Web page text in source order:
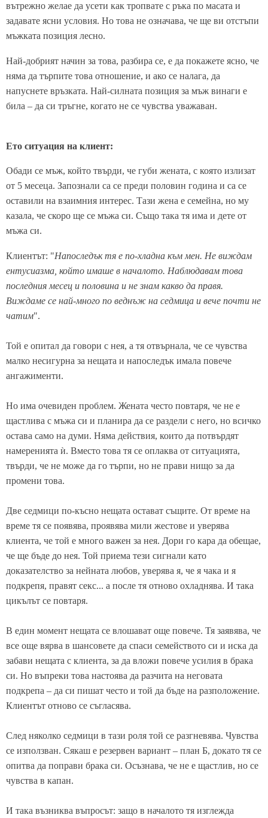
вътрежно желае да усети как тропвате с ръка по масата и
задавате ясни условия. Но това не означава, че ще ви отстъпи
мъжката позиция лесно.
Най-добрият начин за това, разбира се, е да покажете ясно, че
няма да търпите това отношение, и ако се налага, да
напуснете връзката. Най-силната позиция за мъж винаги е
била – да си тръгне, когато не се чувства уважаван.
Ето ситуация на клиент:
Обади се мъж, който твърди, че губи жената, с която излизат
от 5 месеца. Запознали са се преди половин година и са се
оставили на взаимния интерес. Тази жена е семейна, но му
казала, че скоро ще се мъжа си. Също така тя има и дете от
мъжа си.
Клиентът: "Напоследък тя е по-хладна към мен. Не виждам
ентусиазма, който имаше в началото. Наблюдавам това
последния месец и половина и не знам какво да правя.
Виждаме се най-много по веднъж на седмица и вече почти не
чатим".
Той е опитал да говори с нея, а тя отвърнала, че се чувства
малко несигурна за нещата и напоследък имала повече
ангажименти.
Но има очевиден проблем. Жената често повтаря, че не е
щастлива с мъжа си и планира да се раздели с него, но всичко
остава само на думи. Няма действия, които да потвърдят
намеренията ѝ. Вместо това тя се оплаква от ситуацията,
твърди, че не може да го търпи, но не прави нищо за да
промени това.
Две седмици по-късно нещата остават същите. От време на
време тя се появява, проявява мили жестове и уверява
клиента, че той е много важен за нея. Дори го кара да обещае,
че ще бъде до нея. Той приема тези сигнали като
доказателство за нейната любов, уверява я, че я чака и я
подкрепя, правят секс... а после тя отново охладнява. И така
цикълът се повтаря.
В един момент нещата се влошават още повече. Тя заявява, че
все още вярва в шансовете да спаси семейството си и иска да
забави нещата с клиента, за да вложи повече усилия в брака
си. Но въпреки това настоява да разчита на неговата
подкрепа – да си пишат често и той да бъде на разположение.
Клиентът отново се съгласява.
След няколко седмици в тази роля той се разгневява. Чувства
се използван. Сякаш е резервен вариант – план Б, докато тя се
опитва да поправи брака си. Осъзнава, че не е щастлив, но се
чувства в капан.
И така възниква въпросът: защо в началото тя изглежда